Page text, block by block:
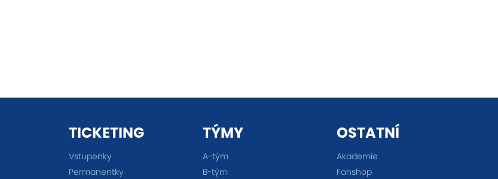
TICKETING
Vstupenky
Permanentky
TÝMY
A-tým
B-tým
OSTATNÍ
Akademie
Fanshop